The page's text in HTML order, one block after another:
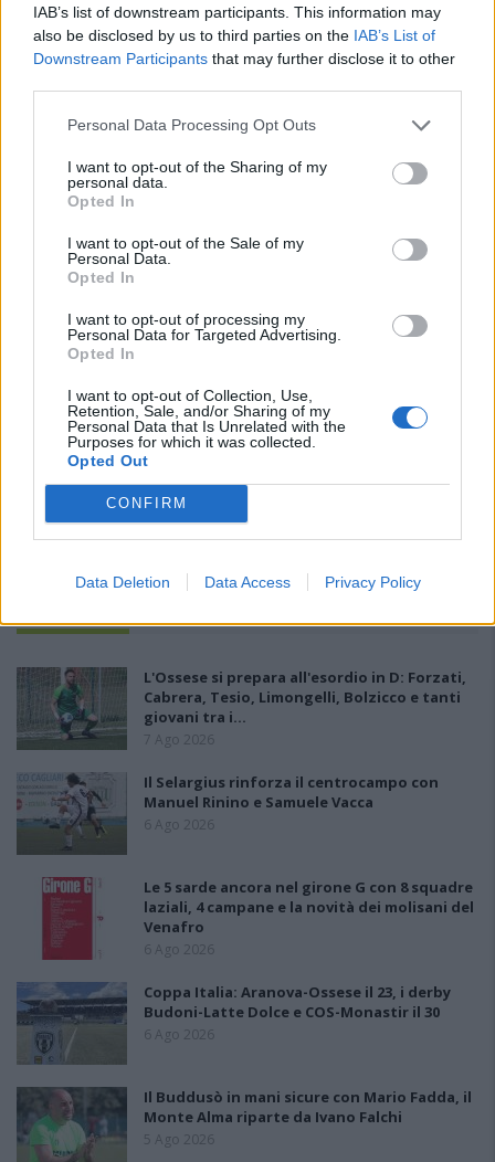
IAB’s list of downstream participants. This information may
also be disclosed by us to third parties on the IAB’s List of
Downstream Participants that may further disclose it to other
Personal Data Processing Opt Outs
I want to opt-out of the Sharing of my
personal data.
Opted In
I want to opt-out of the Sale of my
Personal Data.
Opted In
I want to opt-out of processing my
Personal Data for Targeted Advertising.
Opted In
I want to opt-out of Collection, Use,
Retention, Sale, and/or Sharing of my
Personal Data that Is Unrelated with the
Purposes for which it was collected.
Opted Out
CONFIRM
Data Deletion Data Access Privacy Policy
L'Ossese si prepara all'esordio in D: Forzati,
Cabrera, Tesio, Limongelli, Bolzicco e tanti
giovani tra i…
7 Ago 2026
Il Selargius rinforza il centrocampo con
Manuel Rinino e Samuele Vacca
6 Ago 2026
Le 5 sarde ancora nel girone G con 8 squadre
laziali, 4 campane e la novità dei molisani del
Venafro
6 Ago 2026
Coppa Italia: Aranova-Ossese il 23, i derby
Budoni-Latte Dolce e COS-Monastir il 30
6 Ago 2026
Il Buddusò in mani sicure con Mario Fadda, il
Monte Alma riparte da Ivano Falchi
5 Ago 2026